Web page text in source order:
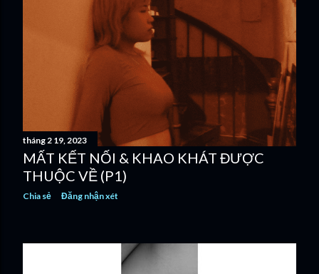
tháng 2 19, 2023
MẤT KẾT NỐI & KHAO KHÁT ĐƯỢC
THUỘC VỀ (P1)
Chia sẻ Đăng nhận xét